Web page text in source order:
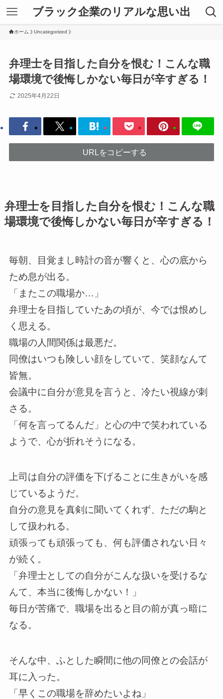
ブラック企業のリアルな思い出
ホーム Uncategorized
弁理士を目指した自分を恨む！こんな職
場環境で後悔しかない毎日が辛すぎる！
2025年4月22日
URLをコピーする
弁理士を目指した自分を恨む！こんな職
場環境で後悔しかない毎日が辛すぎる！
毎朝、目覚まし時計の音が響くと、心の底から
ため息が出る。
「またこの職場か…」
弁理士を目指していたあの頃が、今では恨めし
く思える。
職場の人間関係は最悪だ。
同僚はいつも険しい顔をしていて、笑顔なんて
皆無。
会議中に自分が意見を言うと、冷たい視線が刺
さる。
「何を言ってるんだ」と心の中で笑われている
ようで、心が折れそうになる。
上司は自分の評価を下げることに生きがいを感
じているようだ。
自分の意見を真剣に聞いてくれず、ただの駒と
して扱われる。
頑張っても頑張っても、何も評価されない日々
が続く。
「弁理士としての自分がこんな扱いを受けるな
んて、本当に後悔しかない！」
毎日が苦痛で、職場を出ると目の前が真っ暗に
なる。
そんな中、ふとした瞬間に他の同僚との会話が
耳に入った。
「早くこの職場を辞めたいよね」